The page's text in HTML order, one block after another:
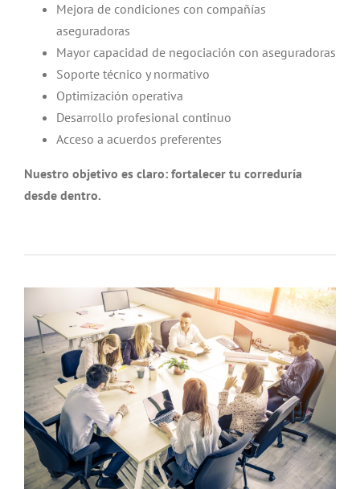
Mejora de condiciones con compañías
aseguradoras
Mayor capacidad de negociación con aseguradoras
Soporte técnico y normativo
Optimización operativa
Desarrollo profesional continuo
Acceso a acuerdos preferentes
Nuestro objetivo es claro: fortalecer tu correduría
desde dentro.